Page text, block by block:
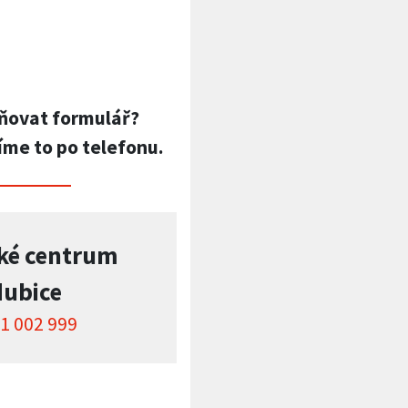
formulář?
to po telefonu.
centrum
002 999